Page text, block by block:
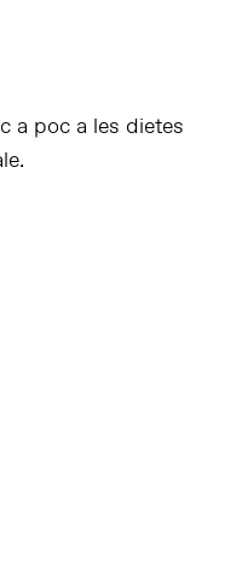
a poc a les dietes